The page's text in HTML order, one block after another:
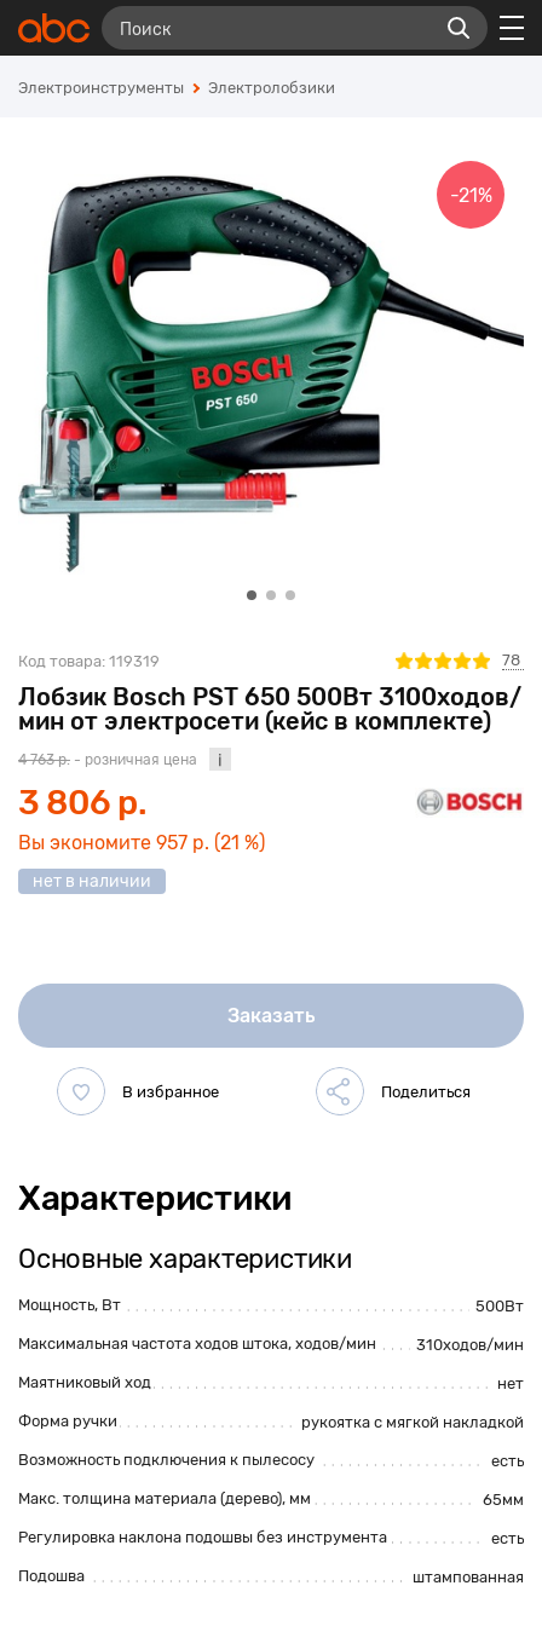
Электроинструменты Электролобзики
Лобзик Bosch PST 650 500Вт 3100ходов/
мин от электросети (кейс в комплекте)
Код товара: 119319 78
-21%
4 763 р. - розничная цена
3 806 р.
Вы экономите 957 р. (21 %)
нет в наличии
Заказать
Характеристики
Основные характеристики
Мощность, Вт 500Вт
Максимальная частота ходов штока, ходов/мин 310ходов/мин
Маятниковый ход нет
Форма ручки рукоятка с мягкой накладкой
Возможность подключения к пылесосу есть
Макс. толщина материала (дерево), мм 65мм
Регулировка наклона подошвы без инструмента есть
Подошва штампованная